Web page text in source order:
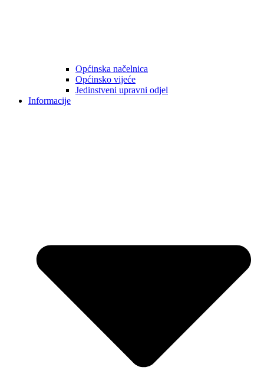
Općinska načelnica
Općinsko vijeće
Jedinstveni upravni odjel
Informacije